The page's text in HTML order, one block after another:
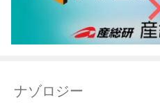
ナゾロジー